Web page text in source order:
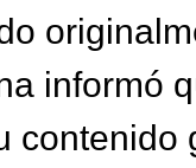
informó
contenido